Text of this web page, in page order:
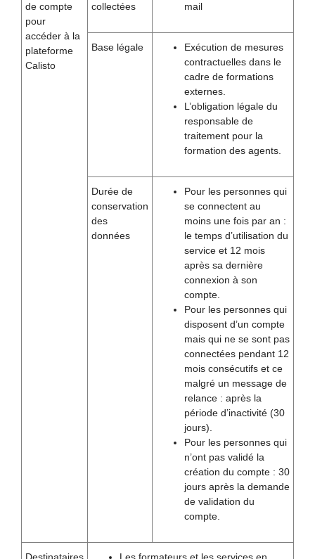
de compte
pour
accéder à la
plateforme
Calisto
collectées
mail
Base légale
Exécution de mesures
contractuelles dans le
cadre de formations
externes.
L’obligation légale du
responsable de
traitement pour la
formation des agents.
Durée de
conservation
des
données
Pour les personnes qui
se connectent au
moins une fois par an :
le temps d’utilisation du
service et 12 mois
après sa dernière
connexion à son
compte.
Pour les personnes qui
disposent d’un compte
mais qui ne se sont pas
connectées pendant 12
mois consécutifs et ce
malgré un message de
relance : après la
période d’inactivité (30
jours).
Pour les personnes qui
n’ont pas validé la
création du compte : 30
jours après la demande
de validation du
compte.